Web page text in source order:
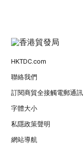
HKTDC.com
聯絡我們
訂閱商貿全接觸電郵通訊
字體大小
私隱政策聲明
網站導航